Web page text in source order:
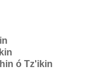
ó Tz'ikin